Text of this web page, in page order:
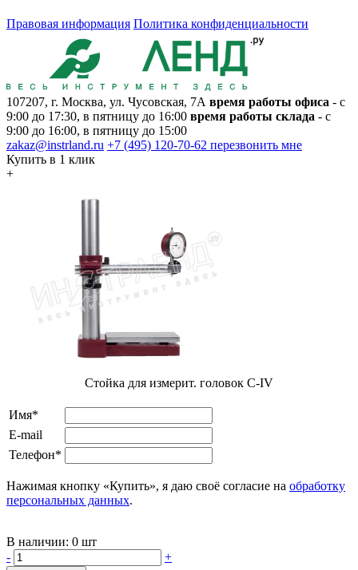
Правовая информация Политика конфиденциальности
107207, г. Москва, ул. Чусовская, 7А время работы офиса - с
9:00 до 17:30, в пятницу до 16:00 время работы склада - с
9:00 до 16:00, в пятницу до 15:00
zakaz@instrland.ru +7 (495) 120-70-62 перезвонить мне
Купить в 1 клик
+
Стойка для измерит. головок С-IV
Имя*
E-mail
Телефон*
Нажимая кнопку «Купить», я даю своё согласие на обработку
персональных данных.
В наличии: 0 шт
-
+